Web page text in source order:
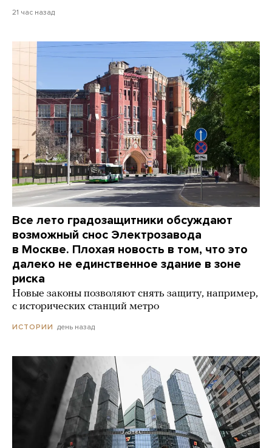
21 час назад
Все лето градозащитники обсуждают
возможный снос Электрозавода
в Москве. Плохая новость в том, что это
далеко не единственное здание в зоне
риска
Новые законы позволяют снять защиту, например,
с исторических станций метро
ИСТОРИИ день назад